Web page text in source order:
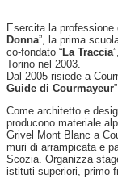
Esercita la professione
Donna”, la prima
co-fondato “ La Traccia
Torino nel 2003.
Dal 2005 risiede a
Guide di Courmayeur
Come architetto e
producono materiale
Grivel Mont Blanc a
muri di arrampicata e
Scozia. Organizza
istituti superiori, primo